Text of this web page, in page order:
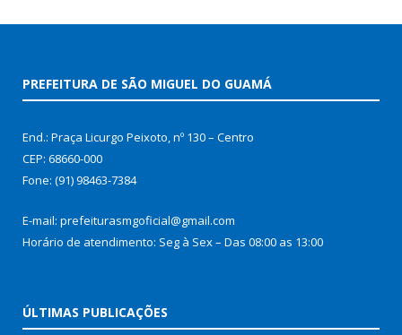
PREFEITURA DE SÃO MIGUEL DO GUAMÁ
End.: Praça Licurgo Peixoto, nº 130 – Centro
CEP: 68660-000
Fone: (91) 98463-7384
E-mail: prefeiturasmgoficial@gmail.com
Horário de atendimento: Seg à Sex – Das 08:00 as 13:00
ÚLTIMAS PUBLICAÇÕES